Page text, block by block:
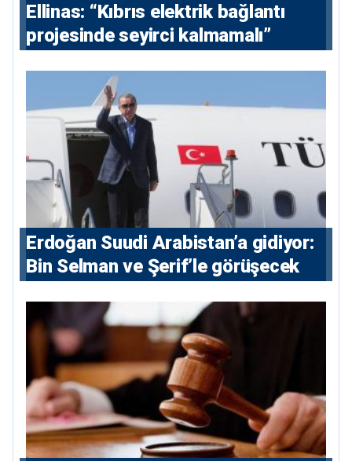
Ellinas: “Kıbrıs elektrik bağlantı
projesinde seyirci kalmamalı”
Erdoğan Suudi Arabistan’a gidiyor:
Bin Selman ve Şerif’le görüşecek